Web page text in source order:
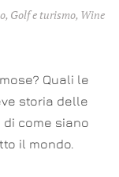
, Golf e turismo, Wine
Quali le
storia delle
di come siano
il mondo.